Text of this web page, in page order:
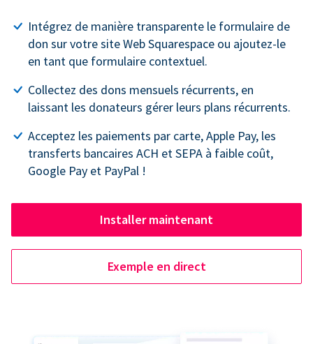
Intégrez de manière transparente le formulaire de
don sur votre site Web Squarespace ou ajoutez-le
en tant que formulaire contextuel.
Collectez des dons mensuels récurrents, en
laissant les donateurs gérer leurs plans récurrents.
Acceptez les paiements par carte, Apple Pay, les
transferts bancaires ACH et SEPA à faible coût,
Google Pay et PayPal !
Installer maintenant
Exemple en direct